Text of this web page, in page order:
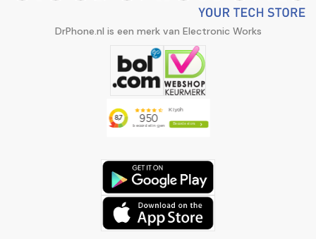
DrPhone.nl is een merk van Electronic Works